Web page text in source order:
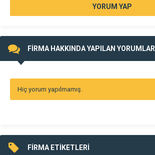
YORUM YAP
FİRMA HAKKINDA YAPILAN YORUMLAR
Hiç yorum yapılmamış.
FİRMA ETİKETLERİ